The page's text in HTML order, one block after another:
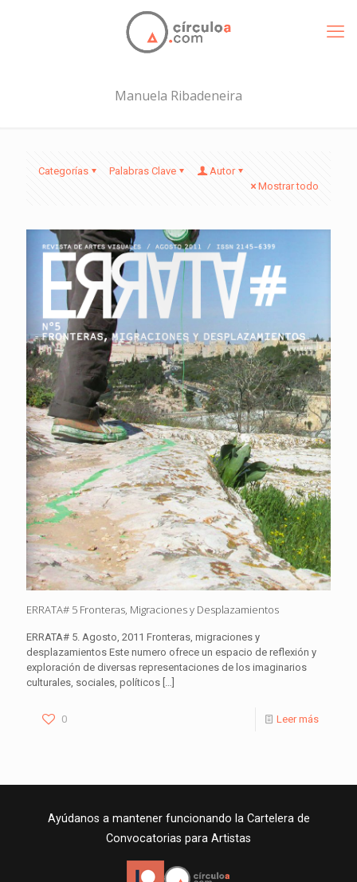
Manuela Ribadeneira
Categorías Palabras Clave
Autor
Mostrar todo
ERRATA# 5 Fronteras, Migraciones y Desplazamientos
ERRATA# 5. Agosto, 2011 Fronteras, migraciones y
desplazamientos Este numero ofrece un espacio de reflexión y
exploración de diversas representaciones de los imaginarios
culturales, sociales, políticos […]
0 Leer más
Ayúdanos a mantener funcionando la Cartelera de
Convocatorias para Artistas